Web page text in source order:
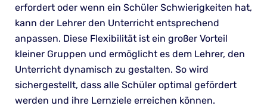
erfordert oder wenn ein Schüler Schwierigkeiten hat,
kann der Lehrer den Unterricht entsprechend
anpassen. Diese Flexibilität ist ein großer Vorteil
kleiner Gruppen und ermöglicht es dem Lehrer, den
Unterricht dynamisch zu gestalten. So wird
sichergestellt, dass alle Schüler optimal gefördert
werden und ihre Lernziele erreichen können.